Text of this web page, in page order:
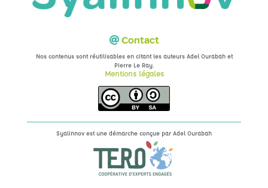
Contact
Nos contenus sont réutilisables en citant les auteurs Adel Ourabah et
Pierre Le Ray.
Mentions légales
Syalinnov est une démarche conçue par Adel Ourabah